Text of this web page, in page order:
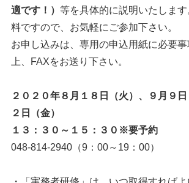
適です！） 等を具体的に説明いたしま
料ですので、お気軽にご参加下さい。
お申し込みは、専用の申込用紙に必要
上、FAXをお送り下さい。
２０２０年８月１８日（火）、９月９
２日（金）
１３：３０～１５：３０※要予約
048-814-2940（9：00～19：00）